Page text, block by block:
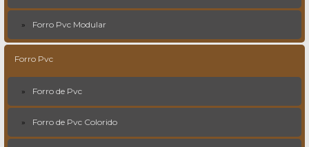
Forro Pvc Modular
Forro Pvc
Forro de Pvc
Forro de Pvc Colorido